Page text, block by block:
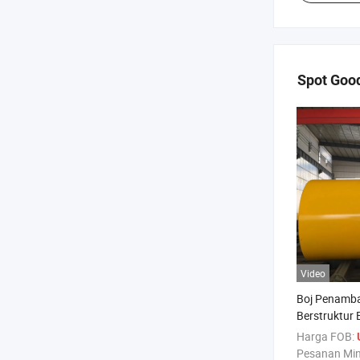
Spot
Video
Boj
Berstruktur
Harga FOB:
Pesanan